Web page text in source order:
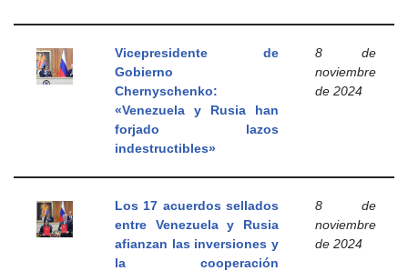
Vicepresidente de
Gobierno
Chernyschenko:
«Venezuela y Rusia han
forjado lazos
indestructibles»
8 de
noviembre
de 2024
Los 17 acuerdos sellados
entre Venezuela y Rusia
afianzan las inversiones y
la cooperación
8 de
noviembre
de 2024